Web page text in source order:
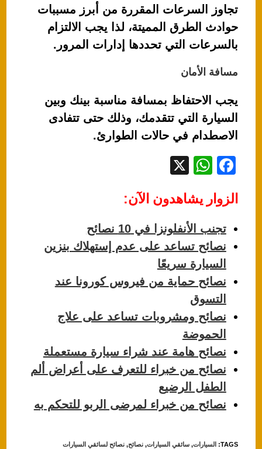
تجاوز السرعات المقررة من أبرز مسببات
حوادث الطرق المميتة، لذا يجب الالتزام
بالسرعات التي تحددها إدارات المرور.
مسافة الأمان
يجب الاحتفاظ بمسافة مناسبة بينك وبين
السيارة التي تتقدمك، وذلك حتى تتفادى
الاصطدام في حالات الطوارئ.
F
c
e
b
o
o
k
W
at
s
A
p
p
الزوار يشاهدون الآن:
تجنب الأنفلونزا في 10 نصائح
نصائح تساعد على عدم إستهلاك بنزين
السيارة سريعًا
نصائح حماية من فيروس كورونا عند
التسوق
نصائح ومشروبات تساعد على علاج
الحموضة
نصائح هامة عند شراء سيارة مستعملة
نصائح من خبراء للتعرف على أعراض ألم
الطفل الرضيع
نصائح من خبراء لمرضى الربو للتحكم به
TAGS
: السيارات, سائقي السيارات, نصائح, نصائح لسائقي السيارات